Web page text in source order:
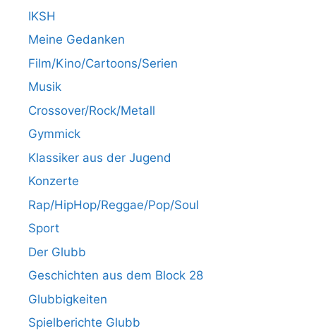
IKSH
Meine Gedanken
Film/Kino/Cartoons/Serien
Musik
Crossover/Rock/Metall
Gymmick
Klassiker aus der Jugend
Konzerte
Rap/HipHop/Reggae/Pop/Soul
Sport
Der Glubb
Geschichten aus dem Block 28
Glubbigkeiten
Spielberichte Glubb